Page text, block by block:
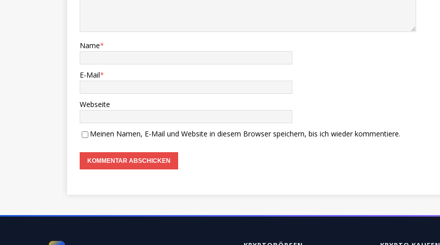
Name*
E-Mail*
Webseite
Meinen Namen, E-Mail und Website in diesem Browser speichern, bis ich wieder kommentiere.